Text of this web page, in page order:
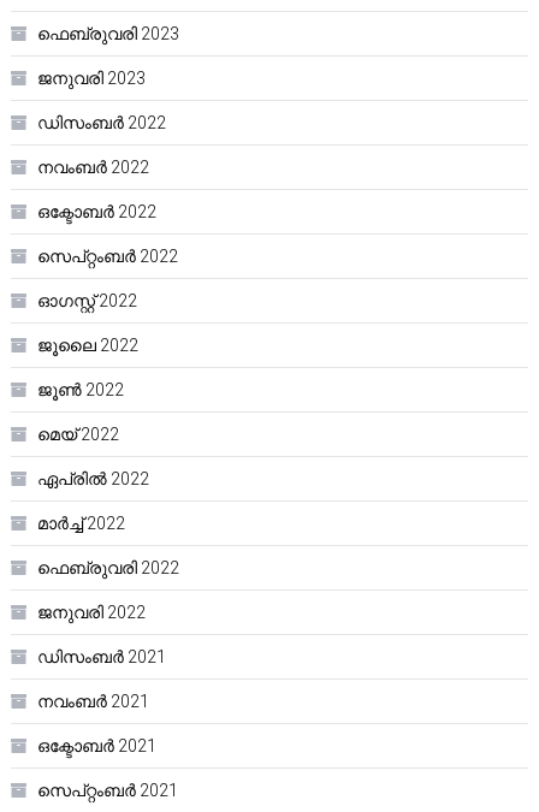
ഫെബ്രുവരി 2023
ജനുവരി 2023
ഡിസംബർ 2022
നവംബർ 2022
ഒക്ടോബർ 2022
സെപ്റ്റംബർ 2022
ഓഗസ്റ്റ്‌ 2022
ജൂലൈ 2022
ജൂൺ 2022
മെയ്‌ 2022
ഏപ്രിൽ 2022
മാർച്ച്‌ 2022
ഫെബ്രുവരി 2022
ജനുവരി 2022
ഡിസംബർ 2021
നവംബർ 2021
ഒക്ടോബർ 2021
സെപ്റ്റംബർ 2021